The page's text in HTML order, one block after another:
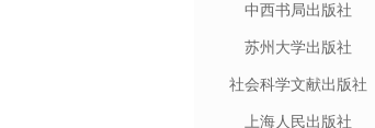
中西书局出版社
苏州大学出版社
社会科学文献出版社
上海人民出版社